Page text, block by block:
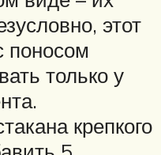
этот
поносом
только у
крепкого